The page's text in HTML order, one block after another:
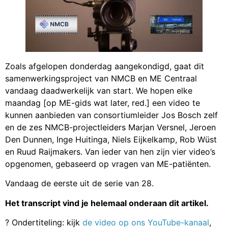
Zoals afgelopen donderdag aangekondigd, gaat dit
samenwerkingsproject van NMCB en ME Centraal
vandaag daadwerkelijk van start. We hopen elke
maandag [op ME-gids wat later, red.] een video te
kunnen aanbieden van consortiumleider Jos Bosch zelf
en de zes NMCB-projectleiders Marjan Versnel, Jeroen
Den Dunnen, Inge Huitinga, Niels Eijkelkamp, Rob Wüst
en Ruud Raijmakers. Van ieder van hen zijn vier video’s
opgenomen, gebaseerd op vragen van ME-patiënten.
Vandaag de eerste uit de serie van 28.
Het transcript vind je helemaal onderaan dit artikel.
? Ondertiteling: kijk de video op ons YouTube-kanaal,